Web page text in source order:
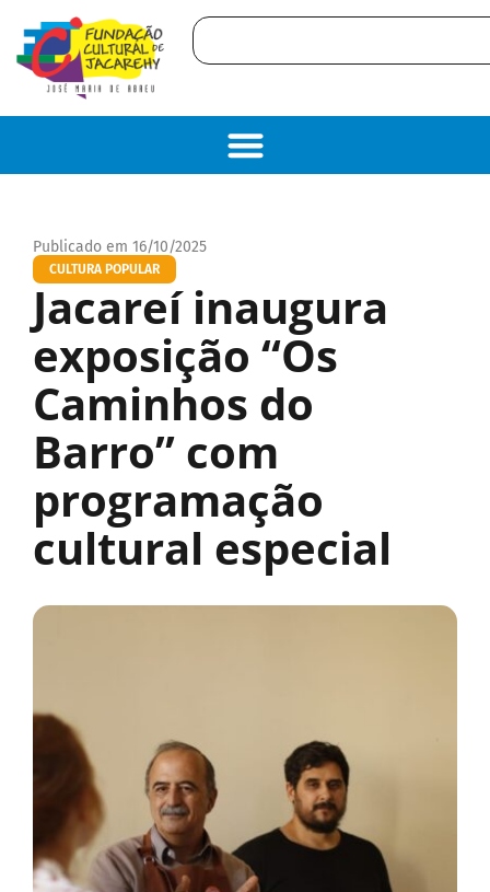
Publicado em 16/10/2025
CULTURA POPULAR
Jacareí inaugura
exposição “Os
Caminhos do
Barro” com
programação
cultural especial